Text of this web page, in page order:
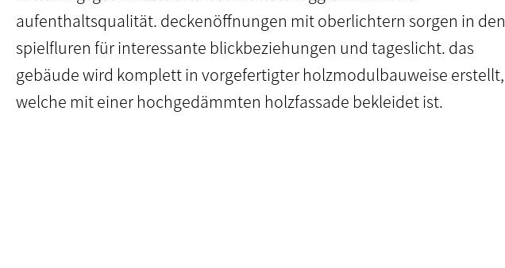
aufenthaltsqualität. deckenöffnungen mit oberlichtern sorgen in den
spielfluren für interessante blickbeziehungen und tageslicht. das
gebäude wird komplett in vorgefertigter holzmodulbauweise erstellt,
welche mit einer hochgedämmten holzfassade bekleidet ist.